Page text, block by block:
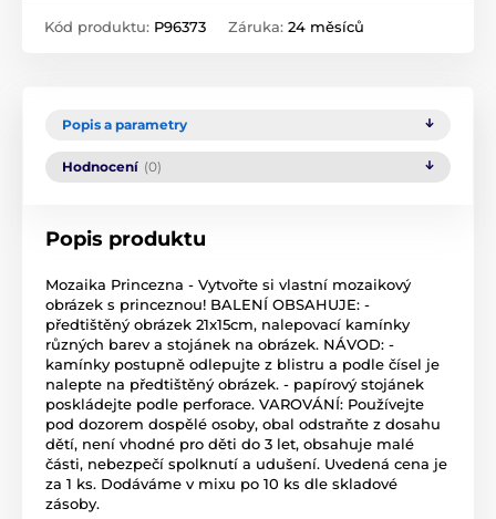
Kód produktu: P96373 Záruka: 24 měsíců
Popis a parametry
Hodnocení (0)
Popis produktu
Mozaika Princezna - Vytvořte si vlastní mozaikový
obrázek s princeznou! BALENÍ OBSAHUJE: -
předtištěný obrázek 21x15cm, nalepovací kamínky
různých barev a stojánek na obrázek. NÁVOD: -
kamínky postupně odlepujte z blistru a podle čísel je
nalepte na předtištěný obrázek. - papírový stojánek
poskládejte podle perforace. VAROVÁNÍ: Používejte
pod dozorem dospělé osoby, obal odstraňte z dosahu
dětí, není vhodné pro děti do 3 let, obsahuje malé
části, nebezpečí spolknutí a udušení. Uvedená cena je
za 1 ks. Dodáváme v mixu po 10 ks dle skladové
zásoby.